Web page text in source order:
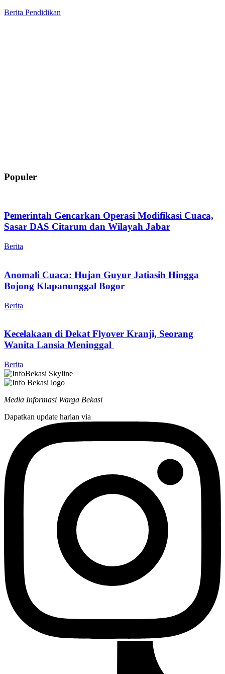
Berita Pendidikan
Populer
Pemerintah Gencarkan Operasi Modifikasi Cuaca,
Sasar DAS Citarum dan Wilayah Jabar
Berita
Anomali Cuaca: Hujan Guyur Jatiasih Hingga
Bojong Klapanunggal Bogor
Berita
Kecelakaan di Dekat Flyover Kranji, Seorang
Wanita Lansia Meninggal
Berita
Media Informasi Warga Bekasi
Dapatkan update harian via